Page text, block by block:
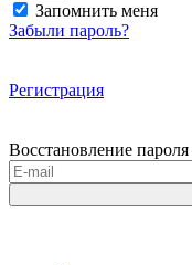
Запомнить меня
Забыли пароль?
Регистрация
Восстановление пароля